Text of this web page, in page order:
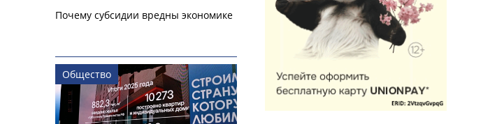
Почему субсидии вредны экономике
Общество